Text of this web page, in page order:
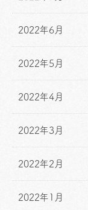
2022年6月
2022年5月
2022年4月
2022年3月
2022年2月
2022年1月